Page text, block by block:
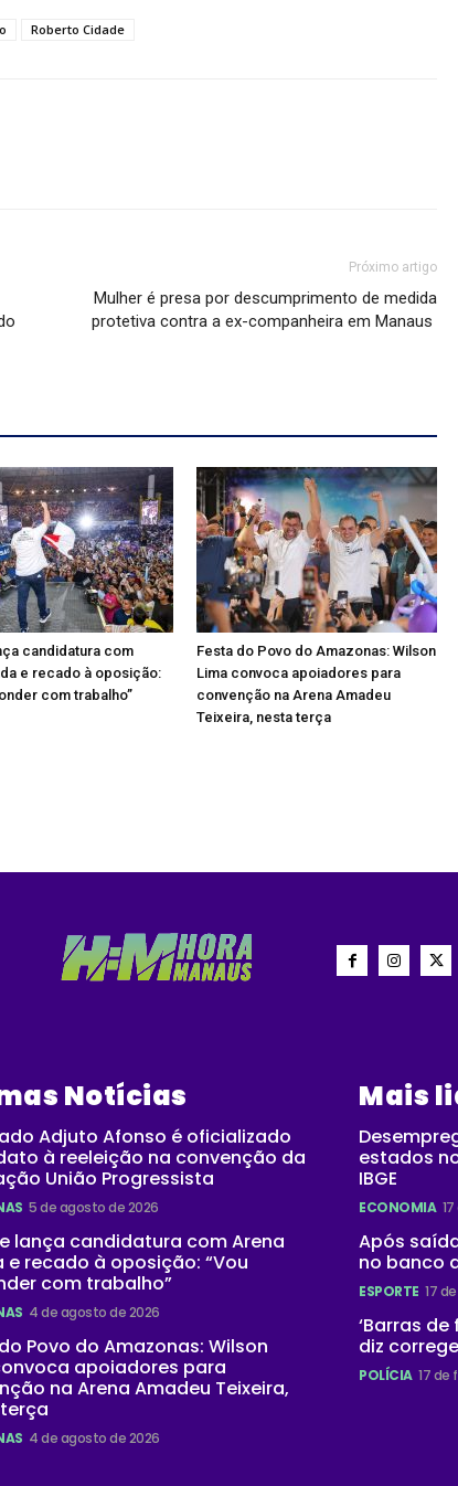
Roberto Cidade
Próximo artigo
Mulher é presa por descumprimento de medida
protetiva contra a ex-companheira em Manaus
candidatura com
e recado à oposição:
com trabalho”
Festa do Povo do Amazonas: Wilson
Lima convoca apoiadores para
convenção na Arena Amadeu
Teixeira, nesta terça
Notícias
Adjuto Afonso é oficializado
à reeleição na convenção da
União Progressista
5 de agosto de 2026
lança candidatura com Arena
e recado à oposição: “Vou
com trabalho”
4 de agosto de 2026
Povo do Amazonas: Wilson
apoiadores para
na Arena Amadeu Teixeira,
4 de agosto de 2026
Mais
estados
IBGE
ECONOMIA
Após
no banco
ESPORTE 17
‘Barras
diz
POLÍCIA 17 de